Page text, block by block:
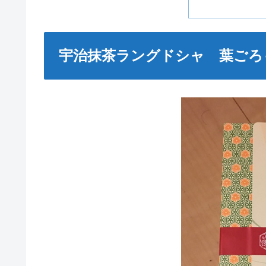
宇治抹茶ラングドシャ 葉ごろ